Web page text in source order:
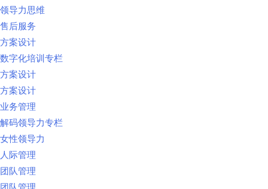
领导力思维
售后服务
方案设计
数字化培训专栏
方案设计
方案设计
业务管理
解码领导力专栏
女性领导力
人际管理
团队管理